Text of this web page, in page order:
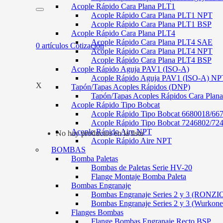
0 artículos Cotización
X
No hay productos en la lista
Acople Rápido Cara Plana PLT1
Acople Rápido Cara Plana PLT1 NPT
Acople Rápido Cara Plana PLT1 BSP
Acople Rápido Cara Plana PLT4
Acople Rápido Cara Plana PLT4 SAE
Acople Rápido Cara Plana PLT4 NPT
Acople Rápido Cara Plana PLT4 BSP
Acople Rápido Aguja PAV1 (ISO-A)
Acople Rápido Aguja PAV1 (ISO-A)
Tapón/Tapas Acoples Rápidos (DNP)
Tapón/Tapas Acoples Rápidos Cara
Acople Rápido Tipo Bobcat
Acople Rápido Tipo Bobcat 6680018/
Acople Rápido Tipo Bobcat 7246802/
Acople Rápido Aire NPT
Acople Rápido Aire NPT
BOMBAS
Bomba Paletas
Bombas de Paletas Serie HV-20
Flange Montaje Bomba Paleta
Bombas Engranaje
Bombas Engranaje Series 2 y 3
Bombas Engranaje Series 2 y 3
Flanges Bombas
Flange Bombas Engranaje Recto BSP